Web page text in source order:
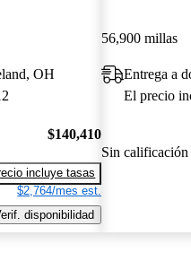
OH
$140,410
incluye tasas
$2,764/mes est.
disponibilidad
56,900 millas
Entrega a
El precio
Sin calificación